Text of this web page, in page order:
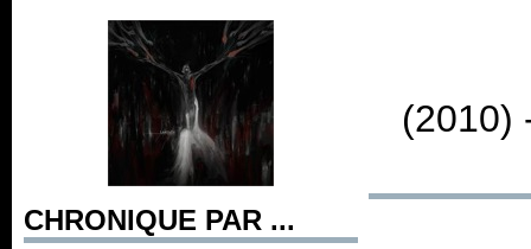
CHRONIQUE PAR ...
(2010)